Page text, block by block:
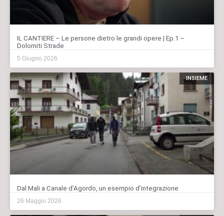
IL CANTIERE – Le persone dietro le grandi opere | Ep.1 –
Dolomiti Strade
5 Giugno 2026
INSIEME
Dal Mali a Canale d’Agordo, un esempio d’integrazione
26 Maggio 2026